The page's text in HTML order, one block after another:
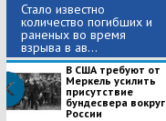
Стало известно
количество погибших и
раненых во время
взрыва в ав...
В США требуют от
Меркель усилить
присутствие
бундесвера вокруг
России